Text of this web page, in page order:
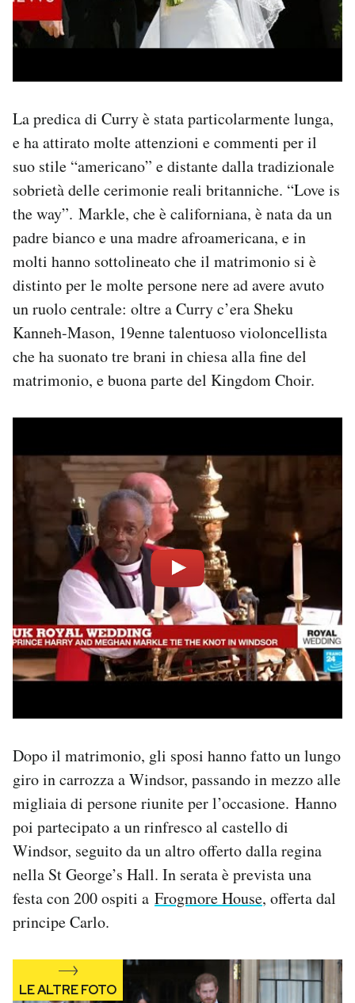
La predica di Curry è stata particolarmente lunga,
e ha attirato molte attenzioni e commenti per il
suo stile “americano” e distante dalla tradizionale
sobrietà delle cerimonie reali britanniche. “Love is
the way”. Markle, che è californiana, è nata da un
padre bianco e una madre afroamericana, e in
molti hanno sottolineato che il matrimonio si è
distinto per le molte persone nere ad avere avuto
un ruolo centrale: oltre a Curry c’era Sheku
Kanneh-Mason, 19enne talentuoso violoncellista
che ha suonato tre brani in chiesa alla fine del
matrimonio, e buona parte del Kingdom Choir.
Dopo il matrimonio, gli sposi hanno fatto un lungo
giro in carrozza a Windsor, passando in mezzo alle
migliaia di persone riunite per l’occasione. Hanno
poi partecipato a un rinfresco al castello di
Windsor, seguito da un altro offerto dalla regina
nella St George’s Hall. In serata è prevista una
festa con 200 ospiti a Frogmore House, offerta dal
principe Carlo.